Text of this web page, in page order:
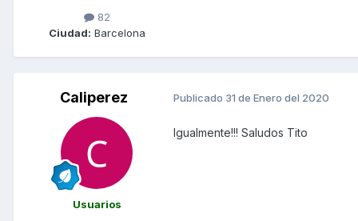
82
Ciudad: Barcelona
Caliperez
Usuarios
Publicado 31 de Enero del 2020
Igualmente!!! Saludos Tito